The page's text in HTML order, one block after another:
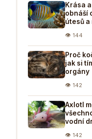
Krása
obnáší
útesů a
👁 144
Proč
jak si
orgány
👁 142
Axlotl
vodní
👁 142